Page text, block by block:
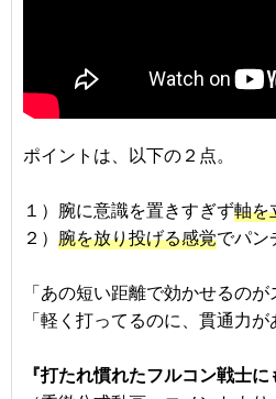
ポイントは、以下の２点。
１）腕に意識を置きすぎず軸を
２） 腕を放り投げる感覚でパン
「あの短い距離で効かせるのが
「軽く打ってるのに、貫通力が
『打たれ慣れたフルコン戦士に